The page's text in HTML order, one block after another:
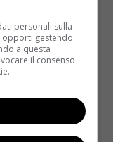
difficile tramite
invece
di cui beneficiano
quanto quelli
(ovvero
Gigi Hadide
alla
due attività
personali sulla
opporti gestendo
a questa
il consenso